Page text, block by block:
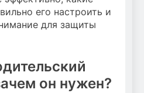
его настроить и
для защиты
он нужен?